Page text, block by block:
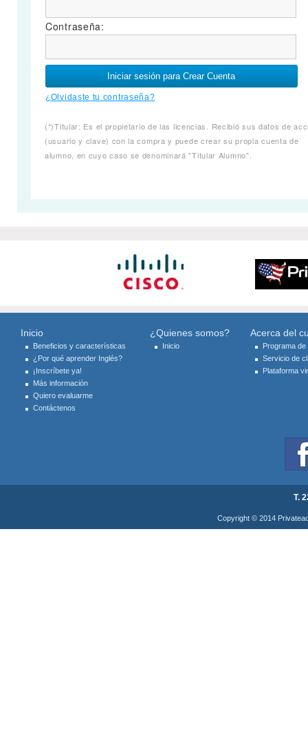
Contraseña:
¿Olvidaste tu contraseña?
(*)Titular: Es el propietario de las licencias. Recibió sus datos de
(usuario y clave) con la compra y puede crear su propia cuenta de
alumno, en cuyo caso se denominará "Titular Alumno".
Inicio
Beneficios y características
¿Por qué aprender Inglés?
¡Inscríbete ya!
Más información
Quiero evaluarme
Contáctenos
¿Quienes somos?
Inicio
Acerca del
Programa
Servicio de
Plataforma
T.
Copyright © 2014